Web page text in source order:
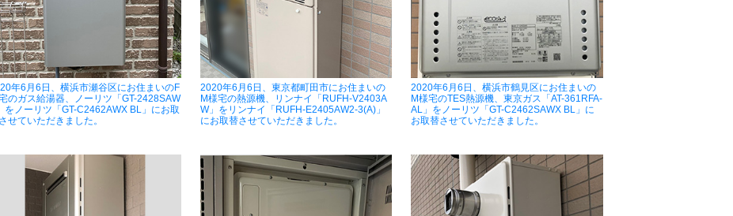
年6月6日、横浜市瀬谷区にお住まいのF
のガス給湯器、ノーリツ「GT-2428SAW
をノーリツ「GT-C2462AWX BL」にお取
せていただきました。
2020年6月6日、東京都町田市にお住まいの
M様宅の熱源機、リンナイ「RUFH-V2403A
W」をリンナイ「RUFH-E2405AW2-3(A)」
にお取替させていただきました。
2020年6月6日、横浜市鶴見区にお住まいの
M様宅のTES熱源機、東京ガス「AT-361RFA-
AL」をノーリツ「GT-C2462SAWX BL」に
お取替させていただきました。